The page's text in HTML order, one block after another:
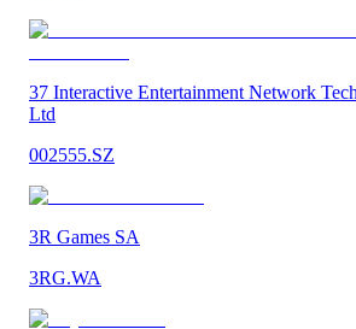
37 Interactive Entertainment Network
Ltd
002555.SZ
3R Games SA
3RG.WA